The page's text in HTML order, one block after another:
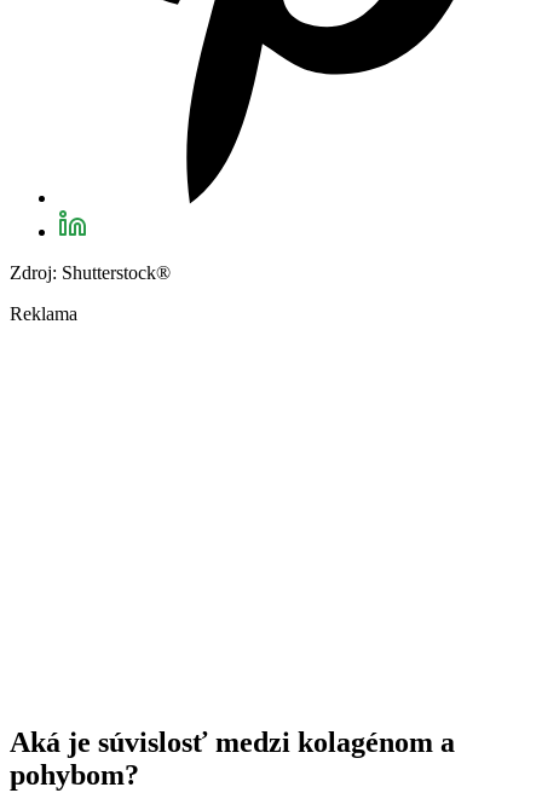
Zdroj: Shutterstock®
Reklama
Aká je súvislosť medzi kolagénom a
pohybom?